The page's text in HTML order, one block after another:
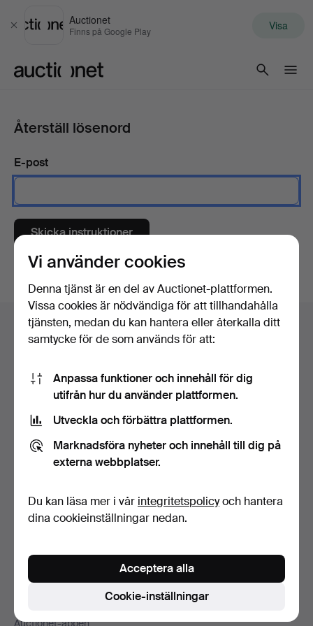
Stäng
Auctionet
Finns på Google Play Visa
Återställ lösenord
E-post
Skicka instruktioner
Sidfotsnavigation
Hjälp och kontakt
Kontakta support
Betalningsalternativ
Sociala medier
Auctionet
Press
Lediga jobb
Auctionets garanti
Mer från Auctionet
Auctionet-appen
Vi använder cookies
Denna tjänst är en del av Auctionet-plattformen.
Vissa cookies är nödvändiga för att tillhandahålla
tjänsten, medan du kan hantera eller återkalla ditt
samtycke för de som används för att:
Anpassa funktioner och innehåll för dig
utifrån hur du använder plattformen.
Utveckla och förbättra plattformen.
Marknadsföra nyheter och innehåll till dig på
externa webbplatser.
Du kan läsa mer i vår integritetspolicyoch hantera
dina cookieinställningar nedan.
Cookie-inställningar
Acceptera alla